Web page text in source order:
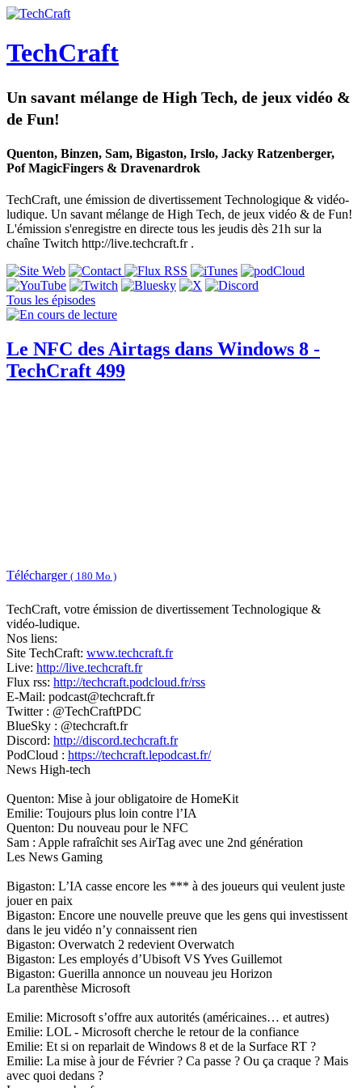
TechCraft
Un savant mélange de High Tech, de jeux vidéo &
de Fun!
Quenton, Binzen, Sam, Bigaston, Irslo, Jacky Ratzenberger,
Pof MagicFingers & Dravenardrok
TechCraft, une émission de divertissement Technologique & vidéo-
ludique. Un savant mélange de High Tech, de jeux vidéo & de Fun!
L'émission s'enregistre en directe tous les jeudis dès 21h sur la
chaîne Twitch http://live.techcraft.fr .
Tous les épisodes
Le NFC des Airtags dans Windows 8 -
TechCraft 499
Télécharger ( 180 Mo )
TechCraft, votre émission de divertissement Technologique &
vidéo-ludique.
Nos liens:
Site TechCraft: www.techcraft.fr
Live: http://live.techcraft.fr
Flux rss: http://techcraft.podcloud.fr/rss
E-Mail: podcast@techcraft.fr
Twitter : @TechCraftPDC
BlueSky : @techcraft.fr
Discord: http://discord.techcraft.fr
PodCloud : https://techcraft.lepodcast.fr/
News High-tech
Quenton: Mise à jour obligatoire de HomeKit
Emilie: Toujours plus loin contre l’IA
Quenton: Du nouveau pour le NFC
Sam : Apple rafraîchit ses AirTag avec une 2nd génération
Les News Gaming
Bigaston: L’IA casse encore les *** à des joueurs qui veulent juste
jouer en paix
Bigaston: Encore une nouvelle preuve que les gens qui investissent
dans le jeu vidéo n’y connaissent rien
Bigaston: Overwatch 2 redevient Overwatch
Bigaston: Les employés d’Ubisoft VS Yves Guillemot
Bigaston: Guerilla annonce un nouveau jeu Horizon
La parenthèse Microsoft
Emilie: Microsoft s’offre aux autorités (américaines… et autres)
Emilie: LOL - Microsoft cherche le retour de la confiance
Emilie: Et si on reparlait de Windows 8 et de la Surface RT ?
Emilie: La mise à jour de Février ? Ca passe ? Ou ça craque ? Mais
avec quoi dedans ?